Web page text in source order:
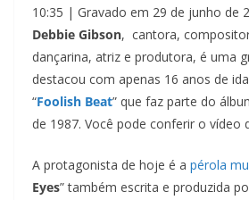
FEED RSS
COMPAR
TILHAR
LINK
INCORPO
RAR
10:35 | Gravado em 29 de junho de
Debbie Gibson, cantora,
dançarina, atriz e produtora, é uma
destacou com apenas 16 anos de
“Foolish Beat” que faz parte do
de 1987. Você pode conferir o vídeo
A protagonista de hoje é a pérola
Eyes” também escrita e produzida